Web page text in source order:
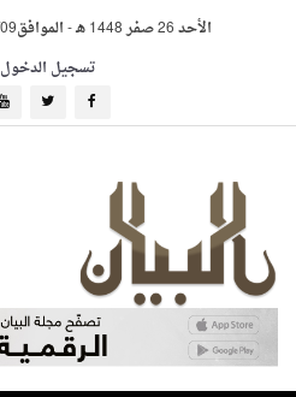
الأحد 26 صفر 1448 هـ -الموافق2026/08/09م
تسجيل الدخول